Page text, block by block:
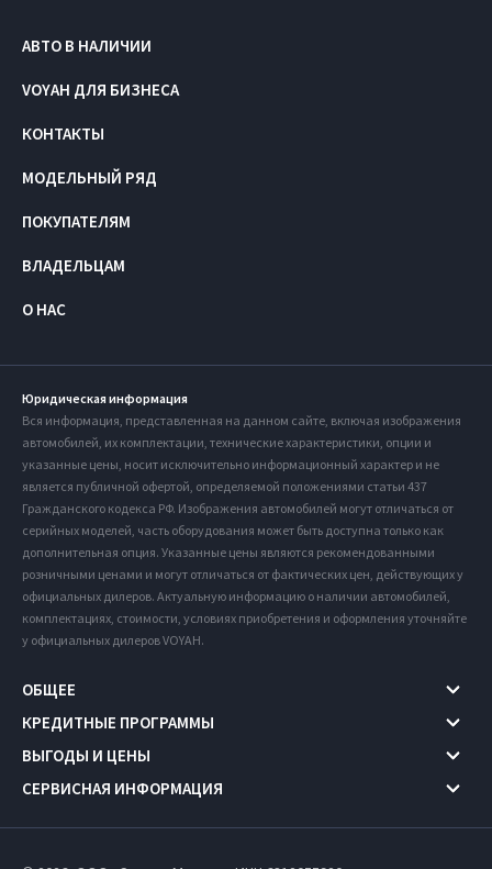
АВТО В НАЛИЧИИ
VOYAH ДЛЯ БИЗНЕСА
КОНТАКТЫ
МОДЕЛЬНЫЙ РЯД
ПОКУПАТЕЛЯМ
ВЛАДЕЛЬЦАМ
О НАС
Юридическая информация
Вся информация, представленная на данном сайте, включая изображения
автомобилей, их комплектации, технические характеристики, опции и
указанные цены, носит исключительно информационный характер и не
является публичной офертой, определяемой положениями статьи 437
Гражданского кодекса РФ. Изображения автомобилей могут отличаться от
серийных моделей, часть оборудования может быть доступна только как
дополнительная опция. Указанные цены являются рекомендованными
розничными ценами и могут отличаться от фактических цен, действующих у
официальных дилеров. Актуальную информацию о наличии автомобилей,
комплектациях, стоимости, условиях приобретения и оформления уточняйте
у официальных дилеров VOYAH.
ОБЩЕЕ
КРЕДИТНЫЕ ПРОГРАММЫ
ВЫГОДЫ И ЦЕНЫ
СЕРВИСНАЯ ИНФОРМАЦИЯ